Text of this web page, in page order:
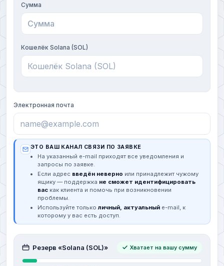
Сумма
Кошелёк Solana (SOL)
Электронная почта
ЭТО ВАШ КАНАЛ СВЯЗИ ПО ЗАЯВКЕ
На указанный e-mail приходят все уведомления и
запросы по заявке.
Если адрес введён неверно или принадлежит чужому
ящику — поддержка не сможет идентифицировать
вас как клиента и помочь при возникновении
проблемы.
Используйте тольколичный, актуальный e-mail, к
которому у вас есть доступ.
Резерв «Solana (SOL)» Хватает на вашу сумму